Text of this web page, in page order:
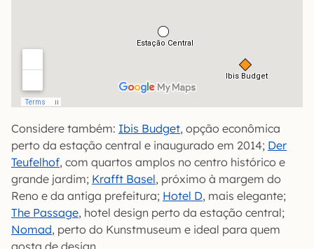
Considere também: Ibis Budget, opção econômica
perto da estação central e inaugurado em 2014; Der
Teufelhof, com quartos amplos no centro histórico e
grande jardim; Krafft Basel, próximo à margem do
Reno e da antiga prefeitura; Hotel D, mais elegante;
The Passage, hotel design perto da estação central;
Nomad, perto do Kunstmuseum e ideal para quem